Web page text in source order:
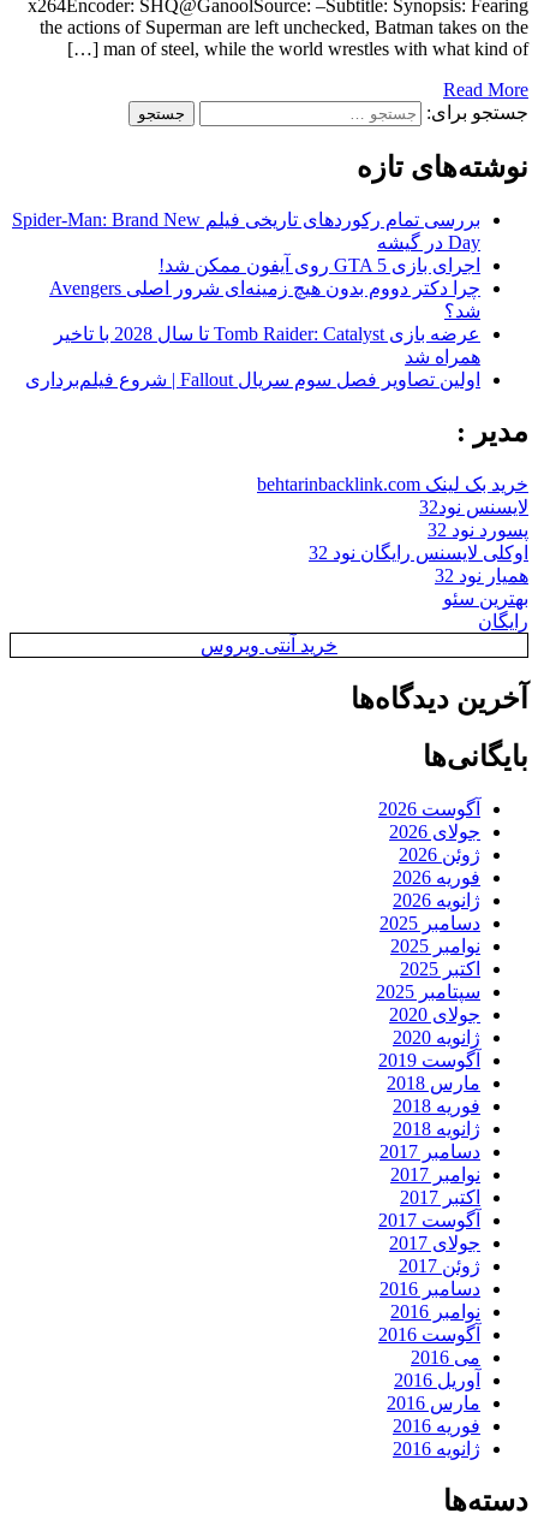
x264Encoder: SHQ@GanoolSource: –Subtitle: Synopsis: Fearing
the actions of Superman are left unchecked, Batman takes on the
man of steel, while the world wrestles with what kind of […]
Read More
جستجو برای:
نوشته‌های تازه
بررسی تمام رکوردهای تاریخی فیلم Spider-Man: Brand New
Day در گیشه
اجرای بازی GTA 5 روی آیفون ممکن شد!
چرا دکتر دووم بدون هیچ زمینه‌ای شرور اصلی Avengers
شد؟
عرضه بازی Tomb Raider: Catalyst تا سال 2028 با تاخیر
همراه شد
اولین تصاویر فصل سوم سریال Fallout | شروع فیلم‌برداری
مدیر :
خرید بک لینک behtarinbacklink.com
لایسنس نود32
پسورد نود 32
اوکلی لایسنس رایگان نود 32
همیار نود 32
بهترین سئو
رایگان
خرید آنتی ویروس
آخرین دیدگاه‌ها
بایگانی‌ها
آگوست 2026
جولای 2026
ژوئن 2026
فوریه 2026
ژانویه 2026
دسامبر 2025
نوامبر 2025
اکتبر 2025
سپتامبر 2025
جولای 2020
ژانویه 2020
آگوست 2019
مارس 2018
فوریه 2018
ژانویه 2018
دسامبر 2017
نوامبر 2017
اکتبر 2017
آگوست 2017
جولای 2017
ژوئن 2017
دسامبر 2016
نوامبر 2016
آگوست 2016
می 2016
آوریل 2016
مارس 2016
فوریه 2016
ژانویه 2016
دسته‌ها